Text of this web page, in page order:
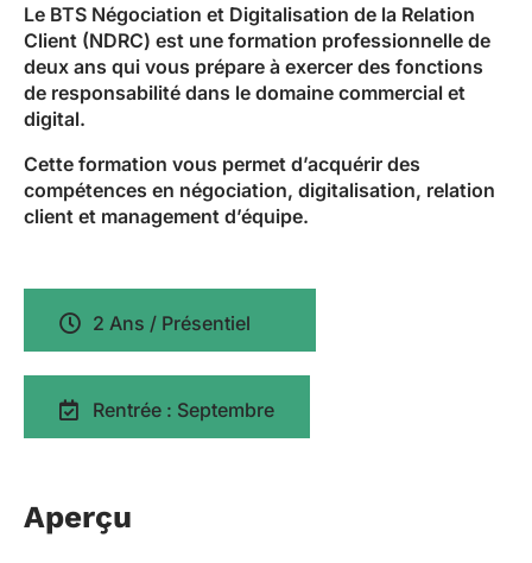
Le BTS Négociation et Digitalisation de la Relation
Client (NDRC) est une formation professionnelle de
deux ans qui vous prépare à exercer des fonctions
de responsabilité dans le domaine commercial et
digital.
Cette formation vous permet d’acquérir des
compétences en négociation, digitalisation, relation
client et management d’équipe.
2 Ans / Présentiel
Rentrée : Septembre
Aperçu